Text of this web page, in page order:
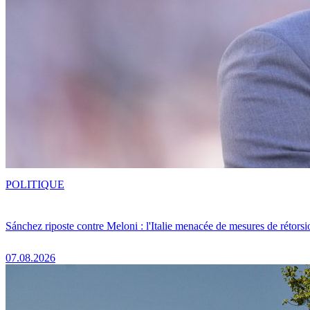
Sánchez riposte contre Meloni : l'Italie menacée de mesures de
07.08.2026
POLITIQUE